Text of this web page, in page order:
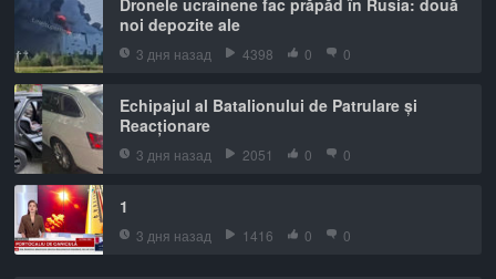
noi depozite ale
3 дня назад 4398 0 0
Echipajul al Batalionului de Patrulare și
Reacționare
3 дня назад 2051 0 0
1
3 дня назад 1416 0 0